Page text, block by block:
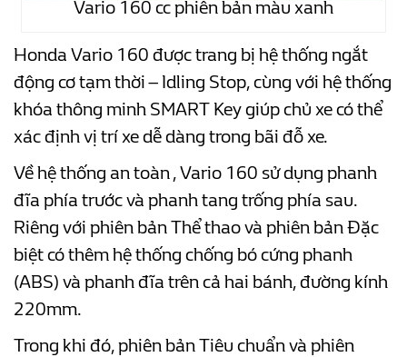
Vario 160 cc phiên bản màu xanh
Honda Vario 160 được trang bị hệ thống ngắt
động cơ tạm thời – Idling Stop, cùng với hệ thống
khóa thông minh SMART Key giúp chủ xe có thể
xác định vị trí xe dễ dàng trong bãi đỗ xe.
Về hệ thống an toàn , Vario 160 sử dụng phanh
đĩa phía trước và phanh tang trống phía sau.
Riêng với phiên bản Thể thao và phiên bản Đặc
biệt có thêm hệ thống chống bó cứng phanh
(ABS) và phanh đĩa trên cả hai bánh, đường kính
220mm.
Trong khi đó, phiên bản Tiêu chuẩn và phiên